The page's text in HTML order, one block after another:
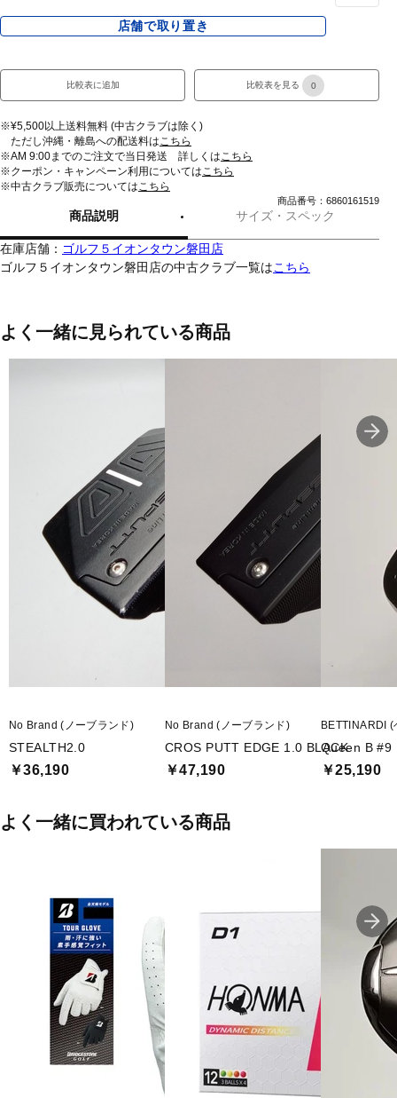
店舗で取り置き
比較表に追加 比較表を見る 0
※¥5,500以上送料無料 (中古クラブは除く)
ただし沖縄・離島への配送料はこちら
※AM 9:00までのご注文で当日発送 詳しくはこちら
※クーポン・キャンペーン利用についてはこちら
※中古クラブ販売についてはこちら
商品番号：6860161519
商品説明 サイズ・スペック
在庫店舗： ゴルフ５イオンタウン磐田店
ゴルフ５イオンタウン磐田店の中古クラブ一覧はこちら
よく一緒に見られている商品
No Brand (ノーブランド)
STEALTH2.0
￥36,190
No Brand (ノーブランド)
CROS PUTT EDGE 1.0 BLACK
￥47,190
BETTINARDI
Queen B #9
￥25,190
よく一緒に買われている商品